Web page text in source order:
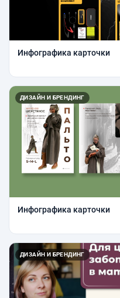
Инфографика карточки
ДИЗАЙН И БРЕНДИНГ
Инфографика карточки
ДИЗАЙН И БРЕНДИНГ